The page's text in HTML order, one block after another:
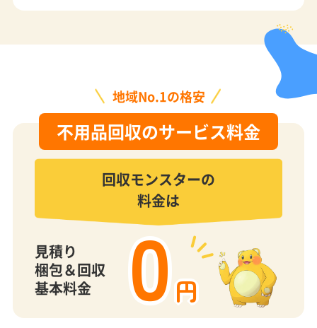
地域No.1の格安
不用品回収のサービス料金
回収モンスターの
料金は
見積り
梱包＆回収
基本料金
0円